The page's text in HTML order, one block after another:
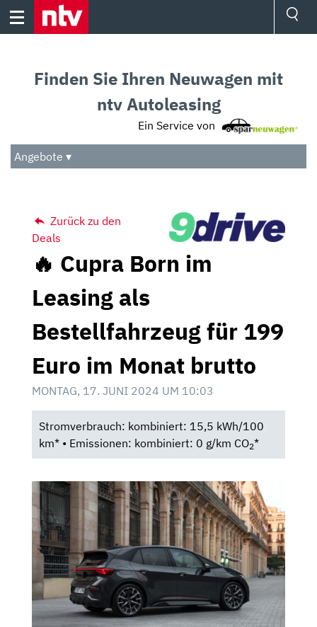
Skip
Audio
Das Beste
Finden Sie Ihren Neuwagen mit
ntv Autoleasing
Ein Service von
Angebote ▾
Zurück zu den
Deals
🔥 Cupra Born im
Leasing als
Bestellfahrzeug für 199
Euro im Monat brutto
MONTAG, 17. JUNI 2024 UM 10:03
Stromverbrauch: kombiniert: 15,5 kWh/100
km* • Emissionen: kombiniert: 0 g/km CO2*